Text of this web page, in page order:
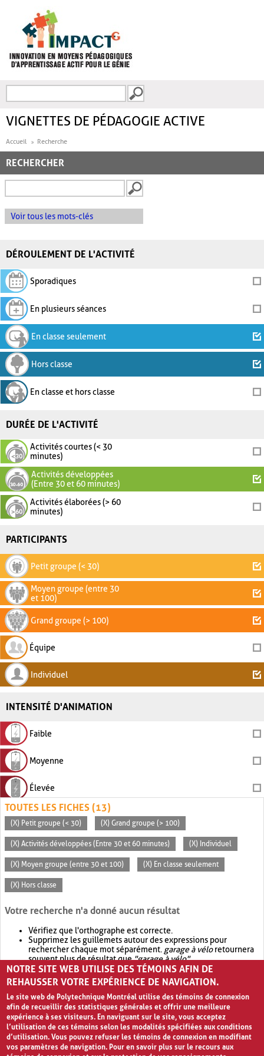
FORMULAIRE DE
VIGNETTES DE PÉDAGOGIE ACTIVE
Accueil Recherche
RECHERCHER
Voir tous les mots-clés
DÉROULEMENT DE L'ACTIVITÉ
Sporadiques
En plusieurs séances
En classe seulement
Hors classe
En classe et hors classe
DURÉE DE L'ACTIVITÉ
Activités courtes (< 30
minutes)
Activités développées
(Entre 30 et 60 minutes)
Activités élaborées (> 60
minutes)
PARTICIPANTS
Petit groupe (< 30)
Moyen groupe (entre 30
et 100)
Grand groupe (> 100)
Équipe
Individuel
INTENSITÉ D'ANIMATION
Faible
Moyenne
Élevée
TOUTES LES FICHES (13)
(X) Petit groupe (< 30) (X) Grand groupe (> 100)
(X) Activités développées (Entre 30 et 60 minutes) (X) Individuel
(X) Moyen groupe (entre 30 et 100) (X) En classe seulement
(X) Hors classe
Votre recherche n'a donné aucun résultat
Vérifiez que l'orthographe est correcte.
Supprimez les guillemets autour des expressions pour
rechercher chaque mot séparément. garage à véloretournera
souvent plus de résultat que"garage à vélo".
Envisagez d'élargir votre recherche avec OR.garage OR vélo
retournera souvent plus de résultat quegarage à vélo
NOTRE SITE WEB UTILISE DES TÉMOINS AFIN DE
REHAUSSER VOTRE EXPÉRIENCE DE NAVIGATION.
Le site web de Polytechnique Montréal utilise des témoins de connexion
afin de recueillir des statistiques générales et offrir une meilleure
expérience à ses visiteurs. En naviguant sur le site, vous acceptez
l’utilisation de ces témoins selon les modalités spécifiées aux conditions
d’utilisation. Vous pouvez refuser les témoins de connexion en modifiant
vos paramètres de navigation. Pour en savoir plus sur le recours aux